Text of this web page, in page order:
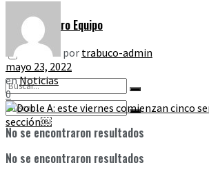
No se encontraron resultados
Nuestro Equipo
No se encontraron resultados
por trabuco-admin
mayo 23, 2022
enNoticias
0